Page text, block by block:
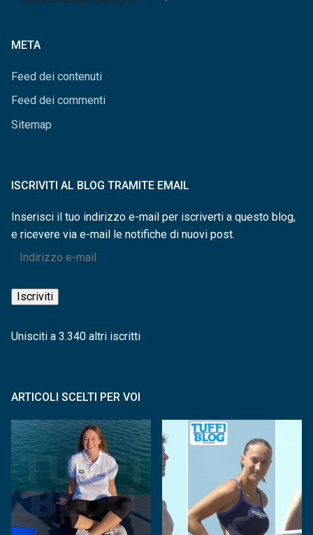
META
Feed dei contenuti
Feed dei commenti
Sitemap
ISCRIVITI AL BLOG TRAMITE EMAIL
Inserisci il tuo indirizzo e-mail per iscriverti a questo blog,
e ricevere via e-mail le notifiche di nuovi post.
Indirizzo
mail
Iscriviti
Unisciti a 3.340 altri iscritti
ARTICOLI SCELTI PER VOI